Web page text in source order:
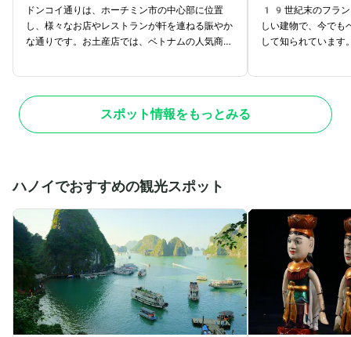
ドンコイ通りは、ホーチミン市の中心部に位置
し、様々なお店やレストランが軒を連ねる賑やか
な通りです。お土産店では、ベトナムの人気商品
も楽しめます。ドンコイ通りには、日本人にも人
気の高い日系スーパーや、日本語での案内がある
ホテルもあります。初めての方でも安心して歩け
ンコイ通りに足を運んでみてください。
19世紀末のフラン
しい建物で、今でも
して知られています
カフェなどが併設
気のスポットです
どを購入して、この
スポット情報をもっとみる
ハノイでおすすめの観光スポット